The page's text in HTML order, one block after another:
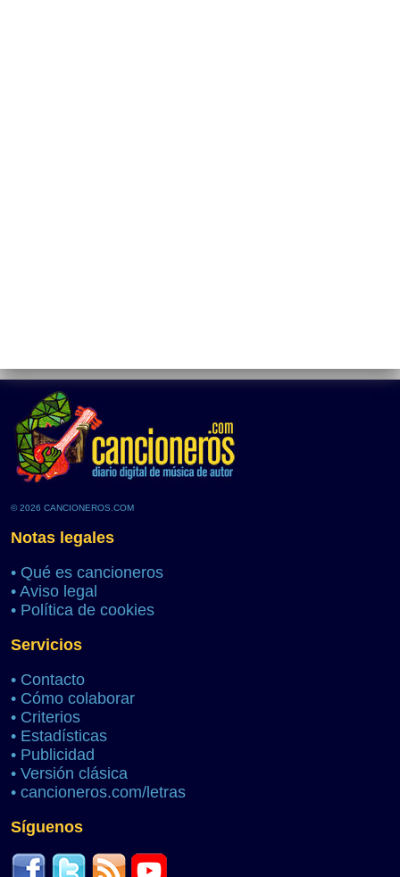
© 2026 CANCIONEROS.COM
Notas legales
• Qué es cancioneros
• Aviso legal
• Política de cookies
Servicios
• Contacto
• Cómo colaborar
• Criterios
• Estadísticas
• Publicidad
• Versión clásica
• cancioneros.com/letras
Síguenos